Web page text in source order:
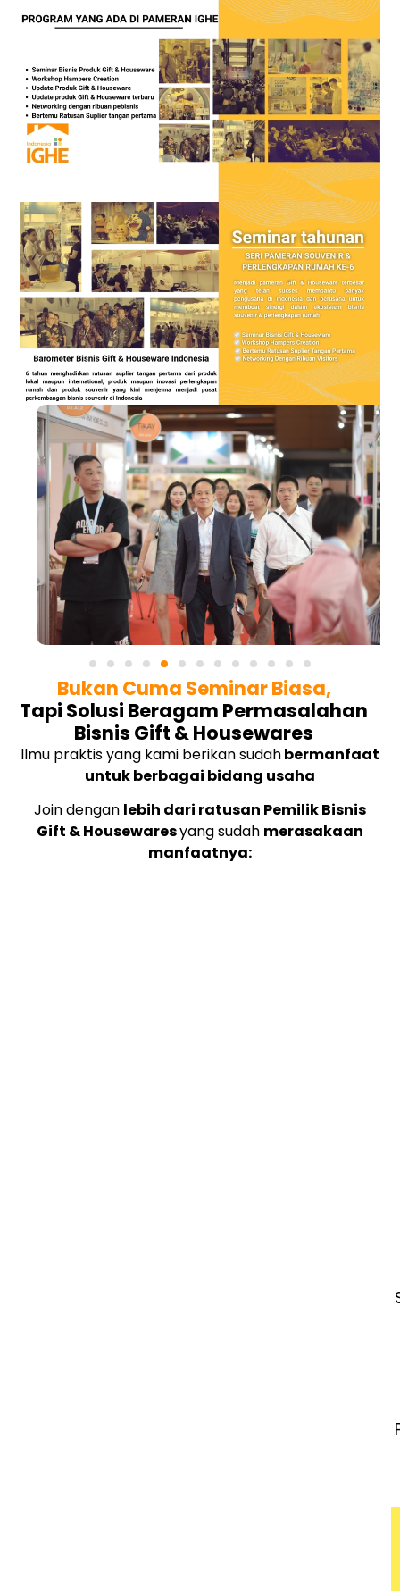
Bukan Cuma Seminar Biasa,
Tapi Solusi Beragam Permasalahan
Bisnis Gift & Housewares
Ilmu praktis yang kami berikan sudahbermanfaat
untuk berbagai bidang usaha
Join dengan lebih dari ratusan Pemilik Bisnis
Gift & Housewaresyang sudah merasakaan
manfaatnya: